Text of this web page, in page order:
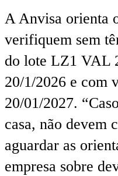
A Anvisa orienta
verifiquem sem
do lote LZ1 VAL
20/1/2026 e com
20/01/2027.
casa, não devem
aguardar as
empresa sobre